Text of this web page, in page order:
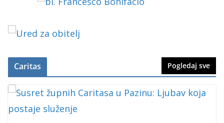
Caritas Pogledaj sve